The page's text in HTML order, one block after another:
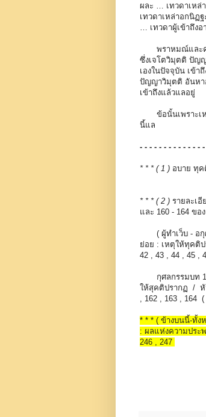
ผละ … เทวดาเหล่
เทวดาเหล่าอกนิ
… เทวดาผู้เข้าถึ
พราหมณ์และ
ซึ่งเจโตวิมุตติ ปัญ
เองในปัจจุบัน เข้
ปัญญาวิมุตติ อันหา
เข้าถึงแล้วแลอยู่
ข้อนั้นเพราะเ
นี้แล
- - - - - - - - - - - - -
* * * ( 1 ) อบาย ทุ
* * * ( 2 ) รายละเ
และ 160 - 164 ขอ
( ผู้ทำเว็บ - อกุ
ย่อย : เหตุให้ทุคติ
42 , 43 , 44 , 45 ,
กุศลกรรมบท
ให้สุคติปรากฏ / หั
, 162 , 163 , 164 (
* * * ( ข้างบนนี้-ทั้
: ผลแห่งความประ
246 , 247